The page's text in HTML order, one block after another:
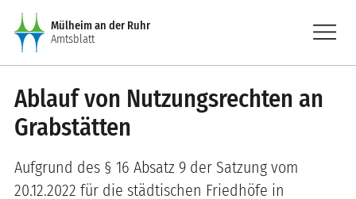
Direkt zum Inhalt
Mülheim an der Ruhr
Amtsblatt
menu
Ablauf von Nutzungsrechten an
Grabstätten
Aufgrund des § 16 Absatz 9 der Satzung vom
20.12.2022 für die städtischen Friedhöfe in